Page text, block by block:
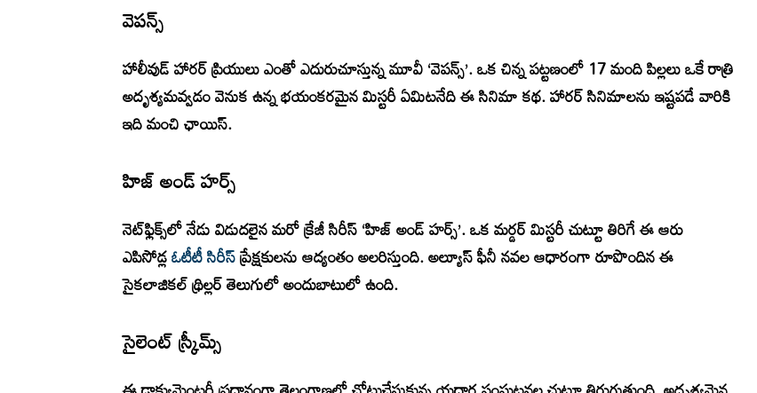
వెపన్స్
హాలీవుడ్ హారర్ ప్రియులు ఎంతో ఎదురుచూస్తున్న మూవీ ‘వెపన్స్’. ఒక చిన్న పట్టణంలో 17 మంది పిల్లలు ఒకే రాత్రి
అదృశ్యమవ్వడం వెనుక ఉన్న భయంకరమైన మిస్టరీ ఏమిటనేది ఈ సినిమా కథ. హారర్ సినిమాలను ఇష్టపడే వారికి
ఇది మంచి ఛాయిస్.
హిజ్ అండ్ హర్స్
నెట్‌ఫ్లిక్స్‌లో నేడు విడుదలైన మరో క్రేజీ సిరీస్ ‘హిజ్ అండ్ హర్స్’. ఒక మర్డర్ మిస్టరీ చుట్టూ తిరిగే ఈ ఆరు
ఎపిసోడ్లఓటీటీ సిరీస్ప్రేక్షకులను ఆద్యంతం అలరిస్తుంది. అల్యూస్ ఫీనీ నవల ఆధారంగా రూపొందిన ఈ
సైకలాజికల్ థ్రిల్లర్ తెలుగులో అందుబాటులో ఉంది.
సైలెంట్ స్క్రీమ్స్